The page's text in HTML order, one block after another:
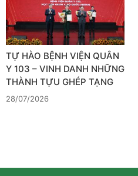
TỰ HÀO BỆNH VIỆN QUÂN
Y 103 – VINH DANH NHỮNG
THÀNH TỰU GHÉP TẠNG
28/07/2026